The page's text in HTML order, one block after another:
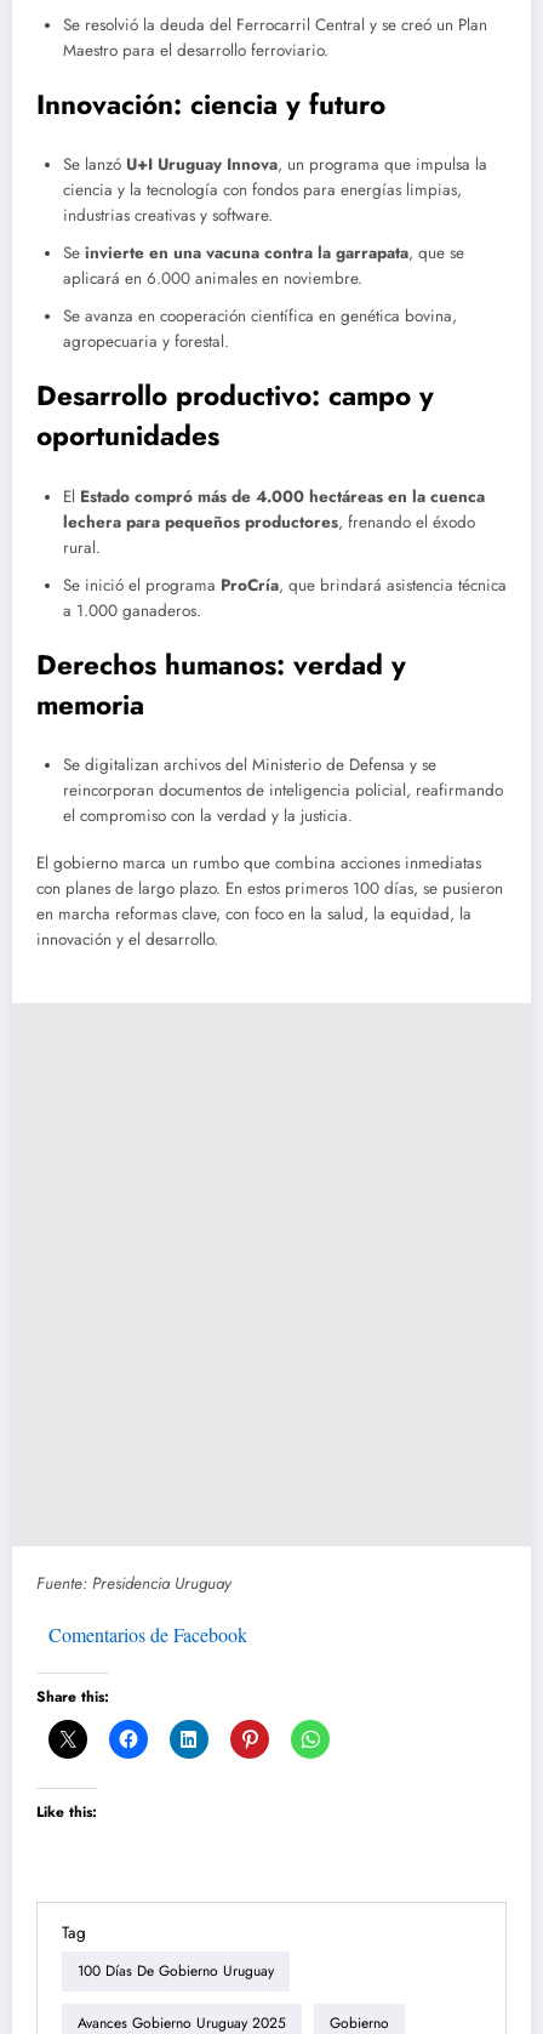
Se resolvió la deuda del Ferrocarril Central y se creó un Plan
Maestro para el desarrollo ferroviario.
Innovación: ciencia y futuro
Se lanzó U+I Uruguay Innova, un programa que impulsa la
ciencia y la tecnología con fondos para energías limpias,
industrias creativas y software.
Se invierte en una vacuna contra la garrapata, que se
aplicará en 6.000 animales en noviembre.
Se avanza en cooperación científica en genética bovina,
agropecuaria y forestal.
Desarrollo productivo: campo y
oportunidades
El Estado compró más de 4.000 hectáreas en la cuenca
lechera para pequeños productores, frenando el éxodo
rural.
Se inició el programa ProCría, que brindará asistencia técnica
a 1.000 ganaderos.
Derechos humanos: verdad y
memoria
Se digitalizan archivos del Ministerio de Defensa y se
reincorporan documentos de inteligencia policial, reafirmando
el compromiso con la verdad y la justicia.
El gobierno marca un rumbo que combina acciones inmediatas
con planes de largo plazo. En estos primeros 100 días, se pusieron
en marcha reformas clave, con foco en la salud, la equidad, la
innovación y el desarrollo.
Fuente: Presidencia Uruguay
Comentarios de Facebook
Share this:
Like this:
Tag
100 Días De Gobierno Uruguay
Avances Gobierno Uruguay 2025 Gobierno